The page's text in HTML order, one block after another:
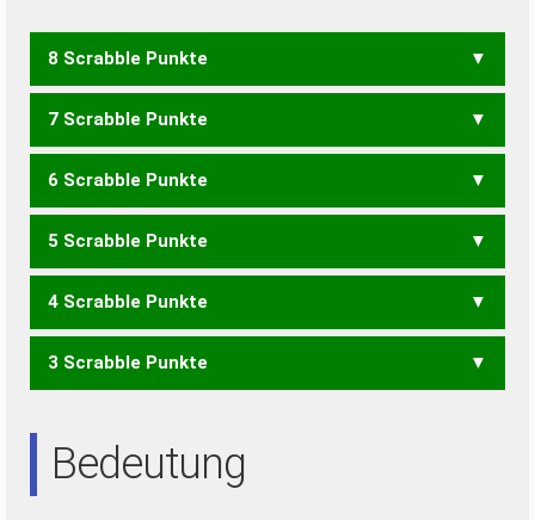
8 Scrabble Punkte
BEREIT BERIET BIETER
RIEBET
TREIBE TRIEBE
7 Scrabble Punkte
BERET BERTI BETER
BRITE EBERT ERBET ERBTE REIBE REIBT RIEBE RIEBT
TREIB TRIEB
6 Scrabble Punkte
BEET BETE BIER BREI
ERBT
REBE REIB RIEB
5 Scrabble Punkte
BEI BET BIT EIERT EITER
4 Scrabble Punkte
EIER EIRE REET REIT
3 Scrabble Punkte
Bedeutung